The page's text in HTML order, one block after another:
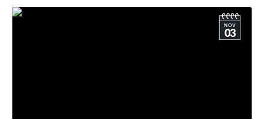
NOV
03